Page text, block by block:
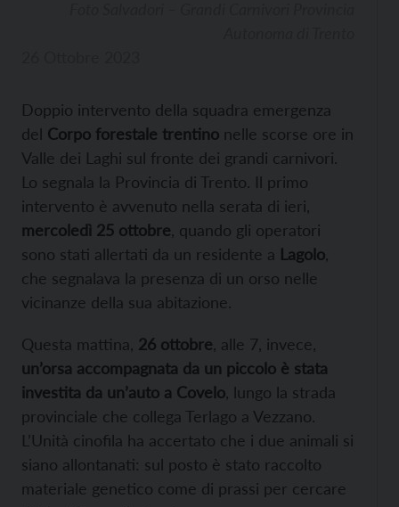
Doppio intervento della squadra emergenza
del Corpo forestale trentino nelle scorse ore in
Valle dei Laghi sul fronte dei grandi carnivori.
Lo segnala la Provincia di Trento. Il primo
intervento è avvenuto nella serata di ieri,
mercoledì 25 ottobre , quando gli operatori
sono stati allertati da un residente a Lagolo
che segnalava la presenza di un orso nelle
vicinanze della sua abitazione.
Questa mattina, 26 ottobre , alle 7, invece,
un’orsa accompagnata da un piccolo è stata
investita da un’auto a Covelo , lungo la strada
provinciale che collega Terlago a Vezzano.
L’Unità cinofila ha accertato che i due animali si
siano allontanati: sul posto è stato raccolto
materiale genetico come di prassi per cercare